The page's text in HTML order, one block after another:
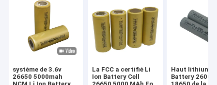
système de 3.6v
26650 5000mah
La FCC a certifié Li
Ion Battery Cell
Haut lithium
Battery